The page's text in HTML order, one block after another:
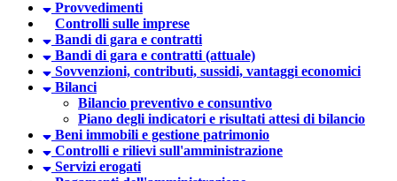
Provvedimenti
Controlli sulle imprese
Bandi di gara e contratti
Bandi di gara e contratti (attuale)
Sovvenzioni, contributi, sussidi, vantaggi economici
Bilanci
Bilancio preventivo e consuntivo
Piano degli indicatori e risultati attesi di bilancio
Beni immobili e gestione patrimonio
Controlli e rilievi sull'amministrazione
Servizi erogati